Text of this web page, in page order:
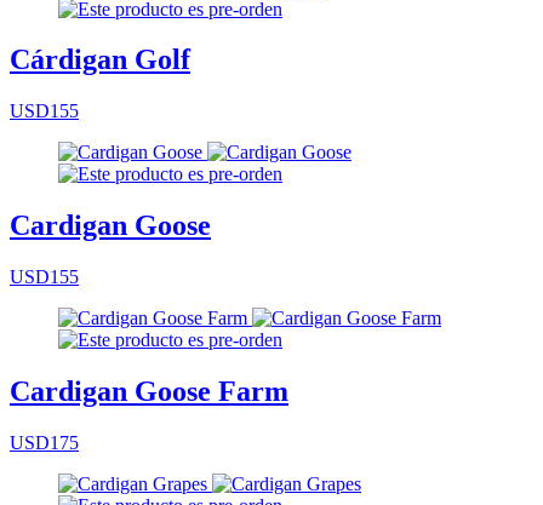
Cárdigan Golf
USD155
Cardigan Goose
USD155
Cardigan Goose Farm
USD175